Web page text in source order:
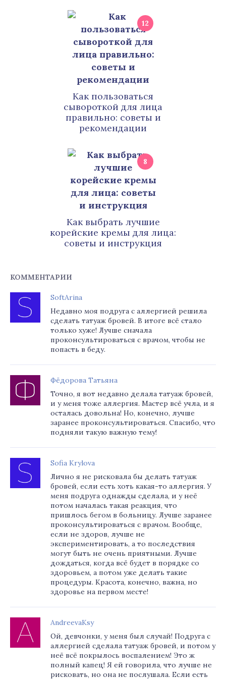
12
Как пользоваться
сывороткой для лица
правильно: советы и
рекомендации
8
Как выбрать лучшие
корейские кремы для лица:
советы и инструкция
КОММЕНТАРИИ
SoftArina
Недавно моя подруга с аллергией решила
сделать татуаж бровей. В итоге всё стало
только хуже! Лучше сначала
проконсультироваться с врачом, чтобы не
попасть в беду.
Фёдорова Татьяна
Точно, я вот недавно делала татуаж бровей,
и у меня тоже аллергия. Мастер всё учла, и я
осталась довольна! Но, конечно, лучше
заранее проконсультироваться. Спасибо, что
подняли такую важную тему!
Sofia Krylova
Лично я не рисковала бы делать татуаж
бровей, если есть хоть какая-то аллергия. У
меня подруга однажды сделала, и у неё
потом началась такая реакция, что
пришлось бегом в больницу. Лучше заранее
проконсультироваться с врачом. Вообще,
если не здоров, лучше не
экспериментировать, а то последствия
могут быть не очень приятными. Лучше
дождаться, когда всё будет в порядке со
здоровьем, а потом уже делать такие
процедуры. Красота, конечно, важна, но
здоровье на первом месте!
AndreevaKsy
Ой, девчонки, у меня был случай! Подруга с
аллергией сделала татуаж бровей, и потом у
неё всё покрылось воспалением! Это ж
полный капец! Я ей говорила, что лучше не
рисковать, но она не послушала. Если есть